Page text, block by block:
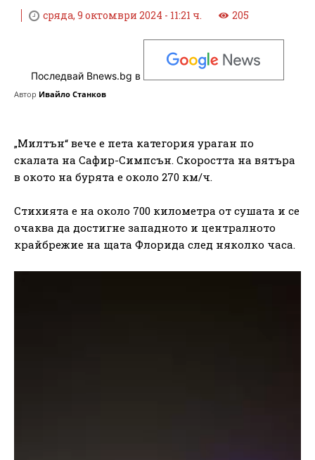
сряда, 9 октомври 2024 - 11:21 ч. 205
Последвай Bnews.bg в
Автор Ивайло Станков
„Милтън“ вече е пета категория ураган по
скалата на Сафир-Симпсън. Скоростта на вятъра
в окото на бурята е около 270 км/ч.
Стихията е на около 700 километра от сушата и се
очаква да достигне западното и централното
крайбрежие на щата Флорида след няколко часа.